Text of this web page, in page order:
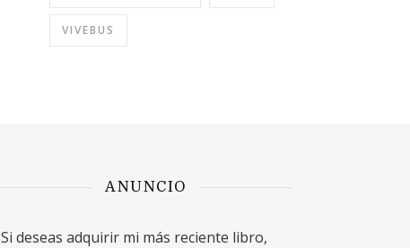
VIVEBUS
ANUNCIO
Si deseas adquirir mi más reciente libro,